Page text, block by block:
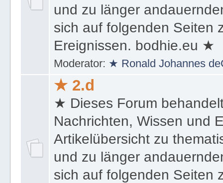
und zu länger
sich auf folgenden Seiten
Ereignissen. bodhie.eu ★
Moderator: ★ Ronald Johannes
★ 2.d
★ Dieses Forum
Nachrichten, Wissen und
Artikelübersicht zu
und zu länger
sich auf folgenden Seiten